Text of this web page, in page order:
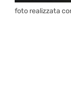
foto realizzata